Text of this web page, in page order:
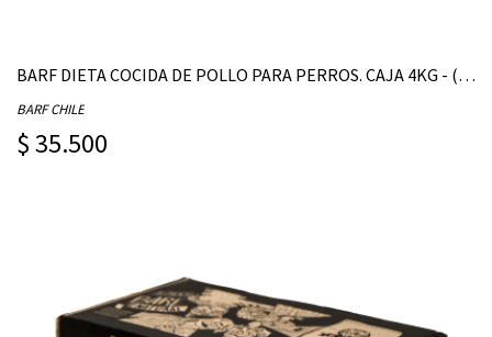
BARF DIETA COCIDA DE POLLO PARA PERROS. CAJA 4KG - (CONTIENE 20 UNIDADES DE 200G)
BARF CHILE
$ 35.500